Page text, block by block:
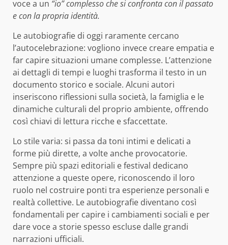
voce a un “io” complesso che si confronta con il passato
e con la propria identità.
Le autobiografie di oggi raramente cercano
l’autocelebrazione: vogliono invece creare empatia e
far capire situazioni umane complesse. L’attenzione
ai dettagli di tempi e luoghi trasforma il testo in un
documento storico e sociale. Alcuni autori
inseriscono riflessioni sulla società, la famiglia e le
dinamiche culturali del proprio ambiente, offrendo
così chiavi di lettura ricche e sfaccettate.
Lo stile varia: si passa da toni intimi e delicati a
forme più dirette, a volte anche provocatorie.
Sempre più spazi editoriali e festival dedicano
attenzione a queste opere, riconoscendo il loro
ruolo nel costruire ponti tra esperienze personali e
realtà collettive. Le autobiografie diventano così
fondamentali per capire i cambiamenti sociali e per
dare voce a storie spesso escluse dalle grandi
narrazioni ufficiali.